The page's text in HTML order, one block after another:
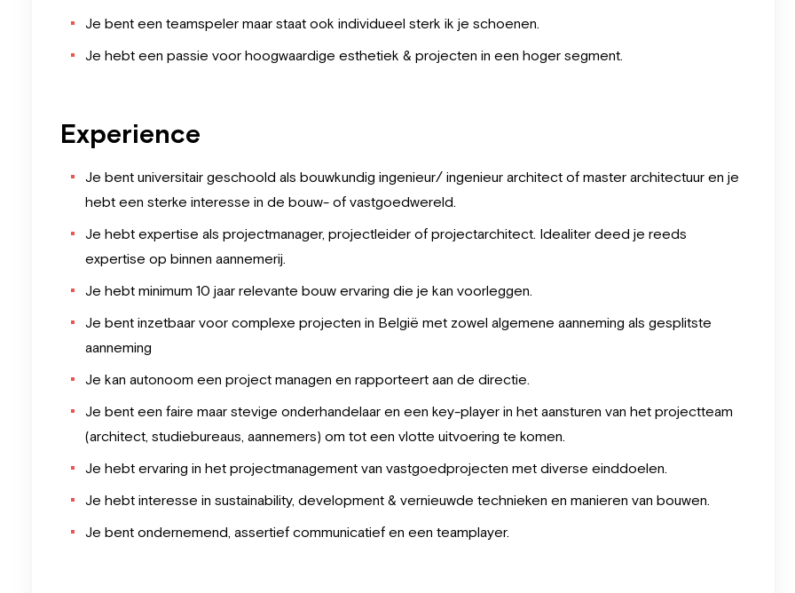
Je bent een teamspeler maar staat ook individueel sterk ik je schoenen.
Je hebt een passie voor hoogwaardige esthetiek & projecten in een hoger segment.
Experience
Je bent universitair geschoold als bouwkundig ingenieur/ ingenieur architect of master architectuur en je
hebt een sterke interesse in de bouw- of vastgoedwereld.
Je hebt expertise als projectmanager, projectleider of projectarchitect. Idealiter deed je reeds
expertise op binnen aannemerij.
Je hebt minimum 10 jaar relevante bouw ervaring die je kan voorleggen.
Je bent inzetbaar voor complexe projecten in België met zowel algemene aanneming als gesplitste
aanneming
Je kan autonoom een project managen en rapporteert aan de directie.
Je bent een faire maar stevige onderhandelaar en een key-player in het aansturen van het projectteam
(architect, studiebureaus, aannemers) om tot een vlotte uitvoering te komen.
Je hebt ervaring in het projectmanagement van vastgoedprojecten met diverse einddoelen.
Je hebt interesse in sustainability, development & vernieuwde technieken en manieren van bouwen.
Je bent ondernemend, assertief communicatief en een teamplayer.